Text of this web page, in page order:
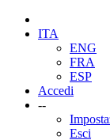
ITA
ENG
FRA
ESP
Accedi
--
Esci